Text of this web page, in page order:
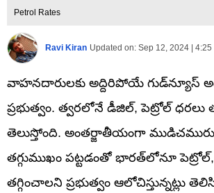
Petrol Rates
Ravi Kiran Updated on: Sep 12, 2024 | 4:25
వాహనదారులకు అద్దిరిపోయే గుడ్‌న్యూస్
ప్రభుత్వం. త్వరలోనే డీజిల్, పెట్రోల్ ధరలు
తెలుస్తోంది. అంతర్జాతీయంగా
తగ్గుముఖం పట్టడంతో భారత్‌లోనూ
తగ్గించాలని ప్రభుత్వం ఆలోచిస్తున్నట్లు